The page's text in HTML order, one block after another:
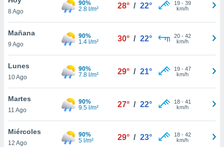
en
más
nuestra
de
8 Ago
90%
2.8 l/m²
28° / 22° 19- 39
km/h
Mañana
9 Ago
90%
1.4 l/m²
30° / 22° 20- 42
km/h
Lunes
10 Ago
90%
7.8 l/m²
29° / 21° 19- 47
km/h
Martes
11 Ago
90%
9.5 l/m²
27° / 22° 18- 41
km/h
Miércoles
12 Ago
90%
5 l/m²
29° / 23° 18- 42
km/h